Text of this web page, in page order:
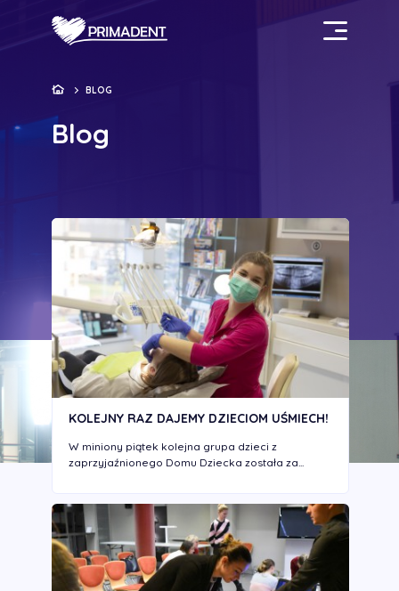
BLOG
Blog
KOLEJNY RAZ DAJEMY DZIECIOM UŚMIECH!
W miniony piątek kolejna grupa dzieci z
zaprzyjaźnionego Domu Dziecka została za...